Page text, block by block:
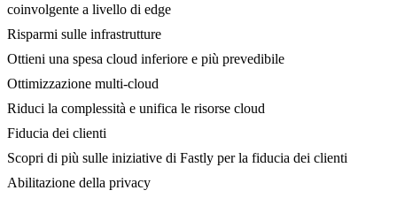
coinvolgente a livello di edge
Risparmi sulle infrastrutture
Ottieni una spesa cloud inferiore e più prevedibile
Ottimizzazione multi-cloud
Riduci la complessità e unifica le risorse cloud
Fiducia dei clienti
Scopri di più sulle iniziative di Fastly per la fiducia dei clienti
Abilitazione della privacy